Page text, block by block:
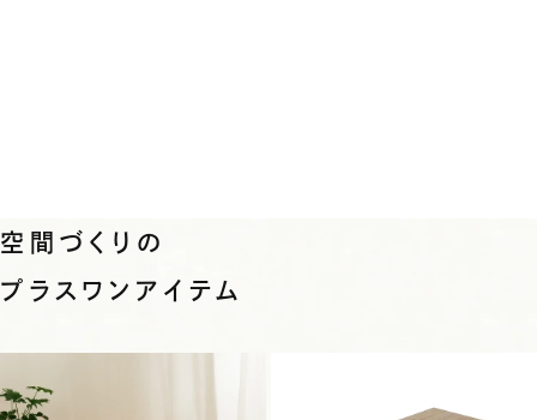
空間づくりの
プラスワンアイテム